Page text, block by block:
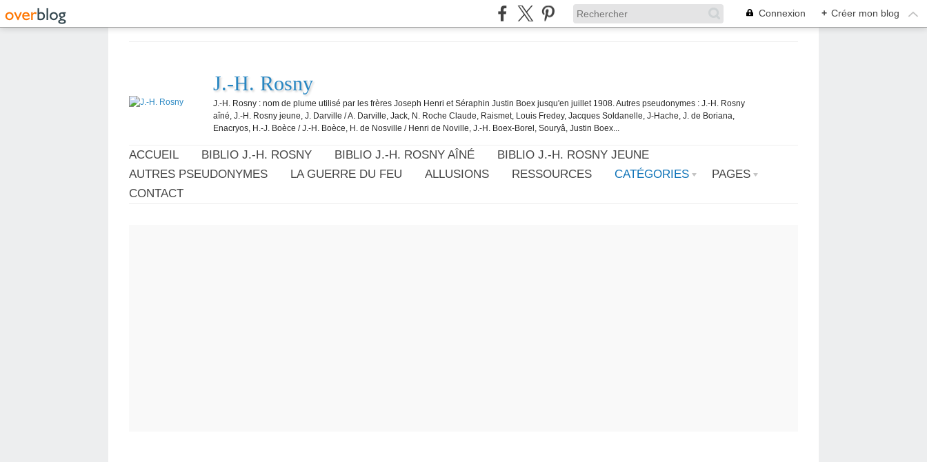
Connexion + Créer mon blog
J.-H. Rosny
J.-H. Rosny : nom de plume utilisé par les frères Joseph Henri et Séraphin Justin Boex jusqu'en juillet 1908. Autres pseudonymes : J.-H. Rosny
aîné, J.-H. Rosny jeune, J. Darville / A. Darville, Jack, N. Roche Claude, Raismet, Louis Fredey, Jacques Soldanelle, J-Hache, J. de Boriana,
Enacryos, H.-J. Boèce / J.-H. Boèce, H. de Nosville / Henri de Noville, J.-H. Boex-Borel, Souryâ, Justin Boex...
ACCUEIL BIBLIO J.-H. ROSNY BIBLIO J.-H. ROSNY AÎNÉ
BIBLIO J.-H. ROSNY JEUNE
AUTRES PSEUDONYMES
LA GUERRE DU FEU ALLUSIONS RESSOURCES CATÉGORIES
PAGES
CONTACT